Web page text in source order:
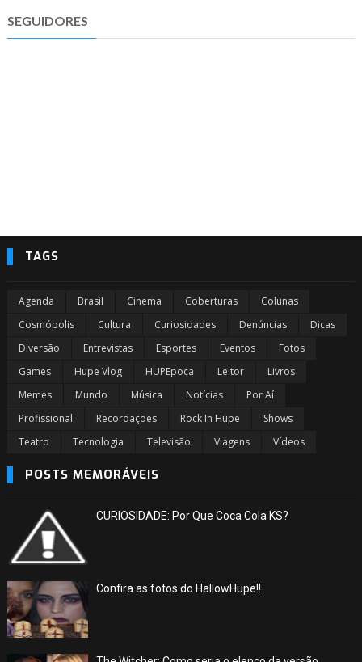
SEGUIDORES
TAGS
Agenda Brasil Cinema Coberturas
Colunas
Cosmópolis
Cultura Curiosidades Denúncias
Dicas
Diversão
Entrevistas Esportes Eventos
Fotos
Games
Hupe Vlog HUPEpoca Leitor
Livros
Memes
Mundo Música Notícias
Por Aí
Profissional
Recordações Rock In Hupe
Shows
Teatro
Tecnologia Televisão Viagens Vídeos
POSTS MEMORÁVEIS
CURIOSIDADE: Por Que Coca Cola KS?
Confira as fotos do HallowHupe!!